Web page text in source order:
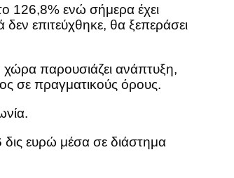
126,8% ενώ σήμερα έχει
επιτεύχθηκε, θα ξεπεράσει
παρουσιάζει ανάπτυξη,
σε πραγματικούς όρους.
ευρώ μέσα σε διάστημα